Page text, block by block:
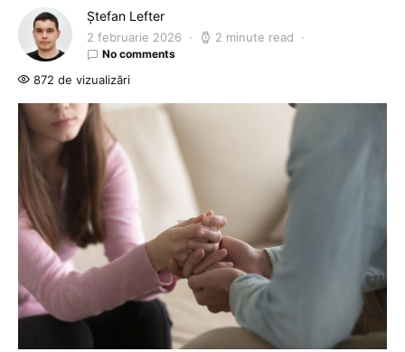
Ștefan Lefter
2 februarie 2026 2 minute read
No comments
872 de vizualizări